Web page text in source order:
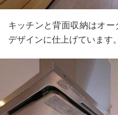
キッチンと背面収納はオ
デザインに仕上げています。